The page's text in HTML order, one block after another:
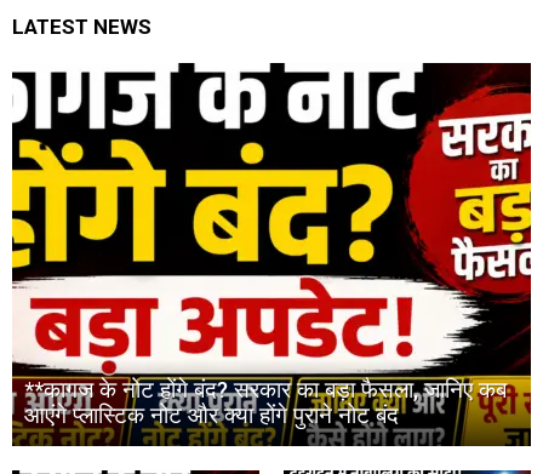
LATEST NEWS
**कागज के नोट होंगे बंद? सरकार का बड़ा फैसला, जानिए कब
आएंगे प्लास्टिक नोट और क्या होंगे पुराने नोट बंद